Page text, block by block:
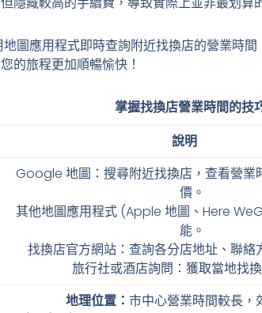
圖應用程式即時查詢附近找換店的營業時
的旅程更加順暢愉快！
掌握找換店營業時間的技
說明
Google 地圖：搜尋附近找換店，查看營業
價。
其他地圖應用程式 (Apple 地圖、Here
能。
找換店官方網站：查詢各分店地址、聯絡
旅行社或酒店詢問：獲取當地找
地理位置： 市中心營業時間較長，